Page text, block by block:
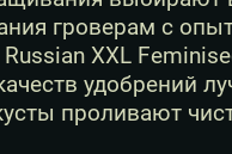
гроверам с
XXL
удобрений
проливают